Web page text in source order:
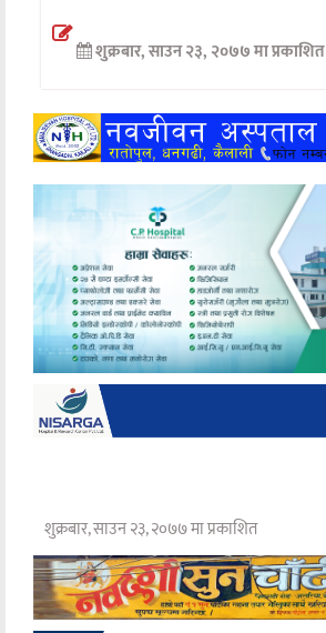
अन्तर्वार्ता
खेलकुद
मनोरञ्जन
अन्य
शुक्रबार, साउन २३, २०७७ मा प्रकाशित
शुक्रबार, साउन २३, २०७७ मा प्रकाशित